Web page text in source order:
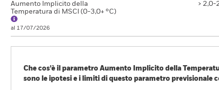
Aumento Implicito della
Temperatura di MSCI (0-3,0+ °C)
al 17/07/2026
> 2,0-
Che cos'è il parametro Aumento Implicito della
sono le ipotesi e i limiti di questo parametro previsionale